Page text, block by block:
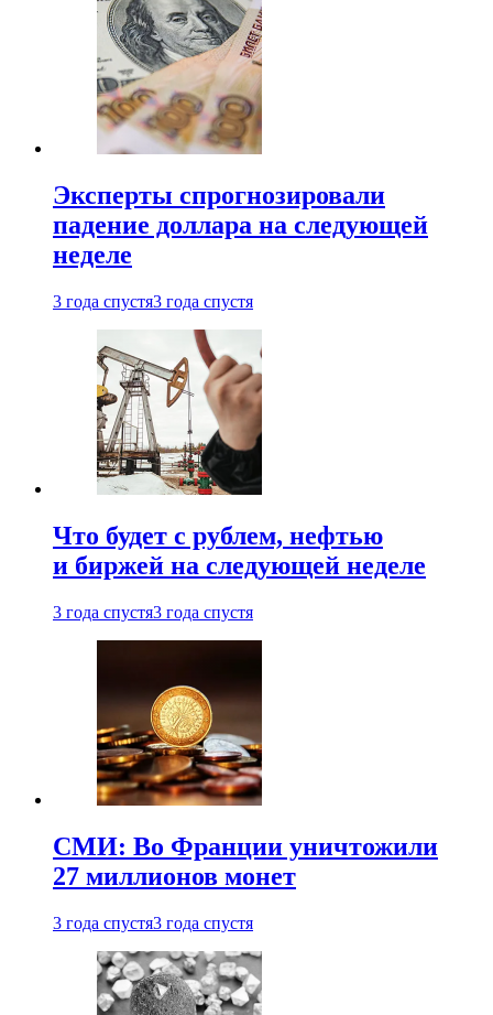
Эксперты спрогнозировали
падение доллара на следующей
неделе
3 года спустя3 года спустя
Что будет с рублем, нефтью
и биржей на следующей неделе
3 года спустя3 года спустя
СМИ: Во Франции уничтожили
27 миллионов монет
3 года спустя3 года спустя